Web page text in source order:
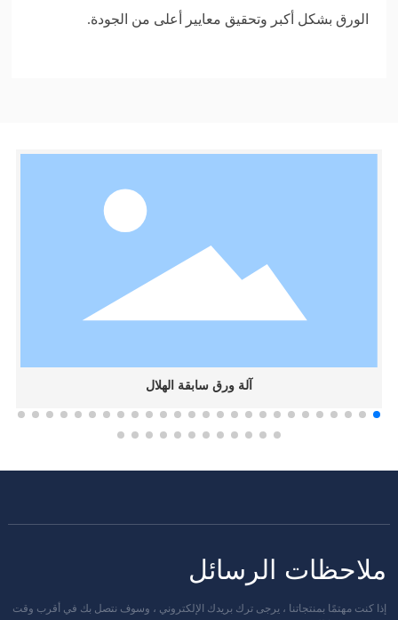
الورق بشكل أكبر وتحقيق معايير أعلى من الجودة.
آلة ورق سابقة الهلال
ملاحظات الرسائل
إذا كنت مهتمًا بمنتجاتنا ، يرجى ترك بريدك الإلكتروني ، وسوف نتصل بك في أقرب وقت